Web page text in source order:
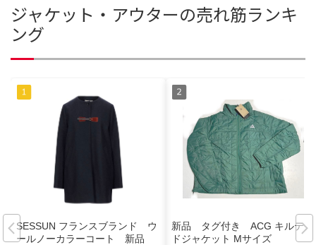
ジャケット・アウターの売れ筋ランキ
ング
SESSUN フランスブランド ウ
ールノーカラーコート 新品
新品 タグ付き ACG キルテッ
ドジャケット Mサイズ